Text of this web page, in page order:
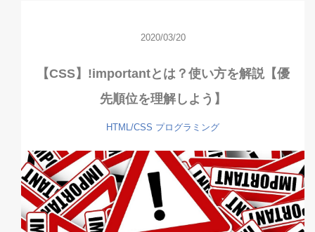
2020/03/20
【CSS】!importantとは？使い方を解説【優
先順位を理解しよう】
HTML/CSS プログラミング